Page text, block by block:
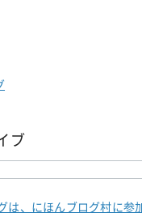
ブ
は、にほんブログ村に参